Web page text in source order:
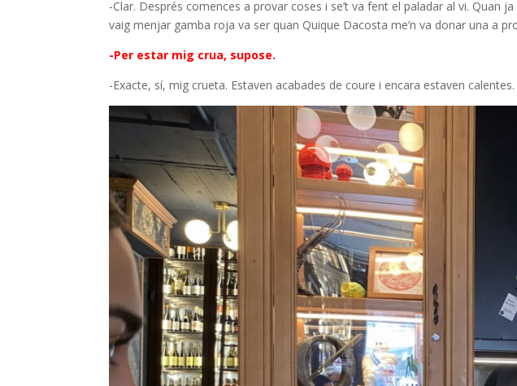
-Clar. Després comences a provar coses i se’t va fent el paladar al vi. Quan
vaig menjar gamba roja va ser quan Quique Dacosta me’n va donar una a
-Per estar mig crua, supose.
-Exacte, sí, mig crueta. Estaven acabades de coure i encara estaven calentes.